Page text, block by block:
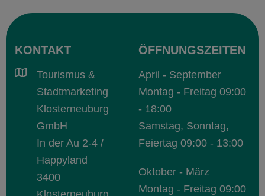
KONTAKT
Tourismus &
Stadtmarketing
Klosterneuburg
GmbH
In der Au 2-4 /
Happyland
3400
ÖFFNUNGSZEITEN
April - September
Montag - Freitag 09:00
- 18:00
Samstag, Sonntag,
Feiertag 09:00 - 13:00
Oktober - März
Montag - Freitag 09:00